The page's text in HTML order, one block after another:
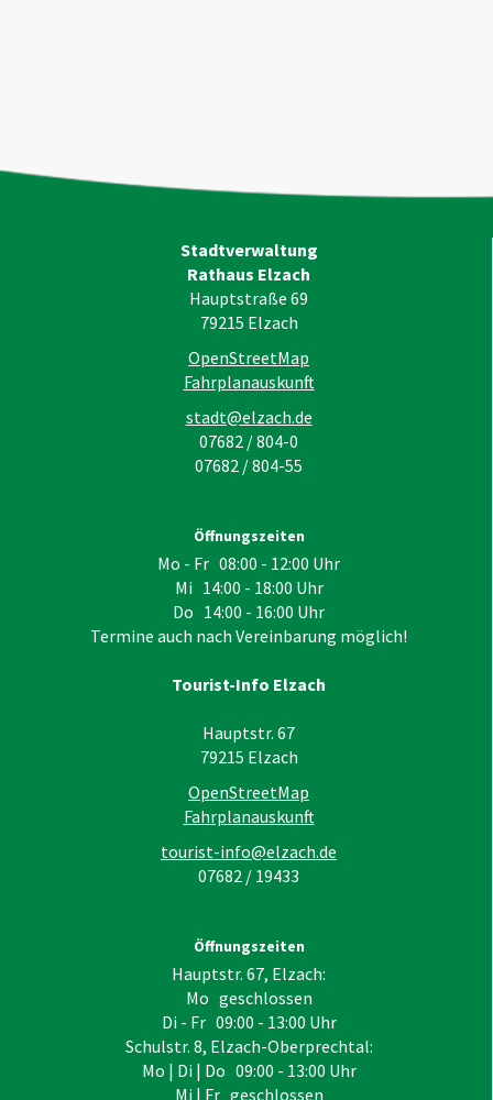
Stadtverwaltung
Rathaus Elzach
Hauptstraße 69
79215 Elzach
OpenStreetMap
Fahrplanauskunft
stadt@elzach.de
07682 / 804-0
07682 / 804-55
Öffnungszeiten
Mo - Fr 08:00 - 12:00 Uhr
Mi 14:00 - 18:00 Uhr
Do 14:00 - 16:00 Uhr
Termine auch nach Vereinbarung möglich!
Tourist-Info Elzach
Hauptstr. 67
79215 Elzach
OpenStreetMap
Fahrplanauskunft
tourist-info@elzach.de
07682 / 19433
Öffnungszeiten
Hauptstr. 67, Elzach:
Mo geschlossen
Di - Fr 09:00 - 13:00 Uhr
Schulstr. 8, Elzach-Oberprechtal:
Mo | Di | Do 09:00 - 13:00 Uhr
Mi | Fr geschlossen